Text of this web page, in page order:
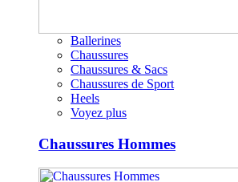
Ballerines
Chaussures
Chaussures & Sacs
Chaussures de Sport
Heels
Voyez plus
Chaussures Hommes